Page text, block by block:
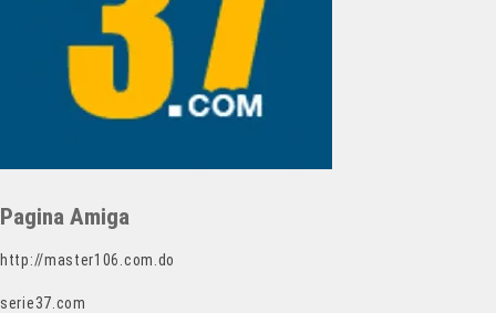
Pagina Amiga
http://master106.com.do
serie37.com